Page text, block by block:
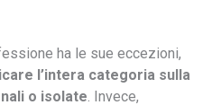
ha le sue eccezioni,
l’intera categoria sulla
o isolate . Invece,